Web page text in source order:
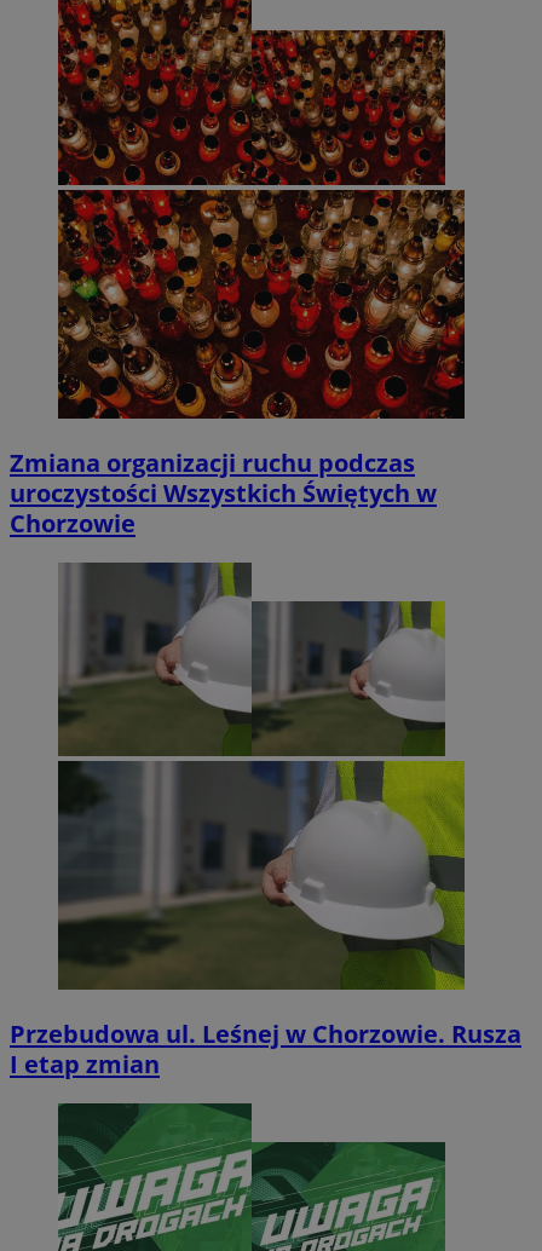
Zmiana organizacji ruchu podczas
uroczystości Wszystkich Świętych w
Chorzowie
Przebudowa ul. Leśnej w Chorzowie. Rusza
I etap zmian